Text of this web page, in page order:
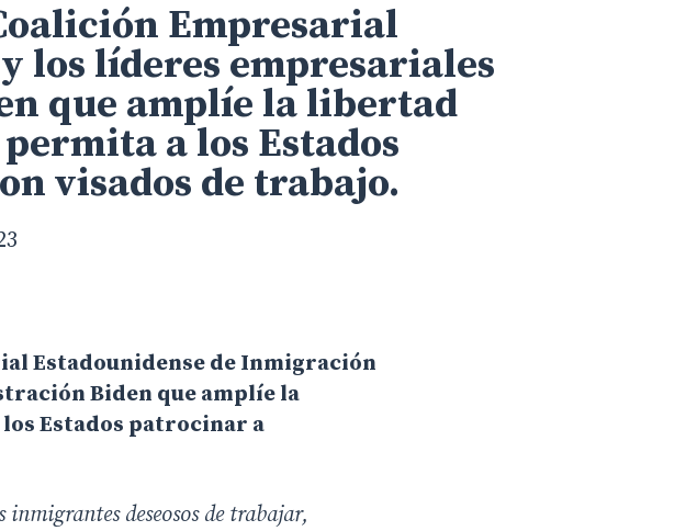
Empresarial
los líderes empresariales
que amplíe la libertad
a los Estados
visados de trabajo.
Estadounidense de Inmigración
Biden que amplíe la
Estados patrocinar a
deseosos de trabajar,